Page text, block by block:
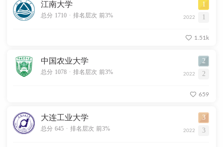
江南大学 1
总分 1710 . 排名层次 前3% 2022 1
1.51k
中国农业大学 2
总分 1078 . 排名层次 前3% 2022 2
659
大连工业大学 3
总分 645 . 排名层次 前3% 2022 3